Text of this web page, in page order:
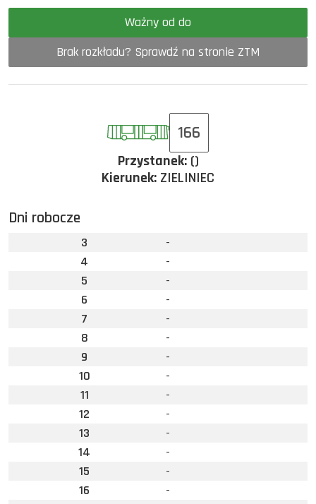
Ważny od do
Brak rozkładu? Sprawdź na stronie ZTM
166
Przystanek:()
Kierunek: ZIELINIEC
Dni robocze
3
-
4
-
5
-
6
-
7
-
8
-
9
-
10
-
11
-
12
-
13
-
14
-
15
-
16
-